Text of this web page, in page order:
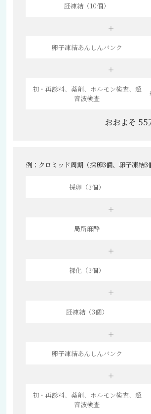
胚凍結（10個）
卵子凍結あんしんバンク
初・再診料、薬剤、ホルモン検査、超
音波検査
おおよそ 55
例：クロミッド周期（採卵3個、卵子凍結3
採卵（3個）
局所麻酔
裸化（3個）
胚凍結（3個）
卵子凍結あんしんバンク
初・再診料、薬剤、ホルモン検査、超
音波検査